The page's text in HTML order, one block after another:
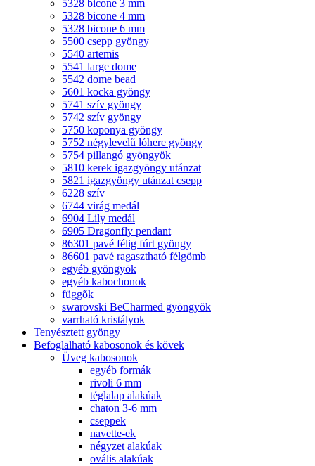
5328 bicone 3 mm
5328 bicone 4 mm
5328 bicone 6 mm
5500 csepp gyöngy
5540 artemis
5541 large dome
5542 dome bead
5601 kocka gyöngy
5741 szív gyöngy
5742 szív gyöngy
5750 koponya gyöngy
5752 négylevelű lóhere gyöngy
5754 pillangó gyöngyök
5810 kerek igazgyöngy utánzat
5821 igazgyöngy utánzat csepp
6228 szív
6744 virág medál
6904 Lily medál
6905 Dragonfly pendant
86301 pavé félig fúrt gyöngy
86601 pavé ragasztható félgömb
egyéb gyöngyök
egyéb kabochonok
függõk
swarovski BeCharmed gyöngyök
varrható kristályok
Tenyésztett gyöngy
Befoglalható kabosonok és kövek
Üveg kabosonok
egyéb formák
rivoli 6 mm
téglalap alakúak
chaton 3-6 mm
cseppek
navette-ek
négyzet alakúak
ovális alakúak